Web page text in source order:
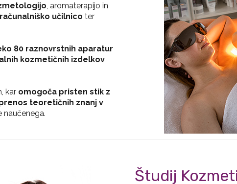
, aromaterapijo in
računalniško učilnico ter
80 raznovrstnih aparatur
kozmetičnih izdelkov
kar omogoča pristen stik z
teoretičnih znanj v
naučenega.
Študij